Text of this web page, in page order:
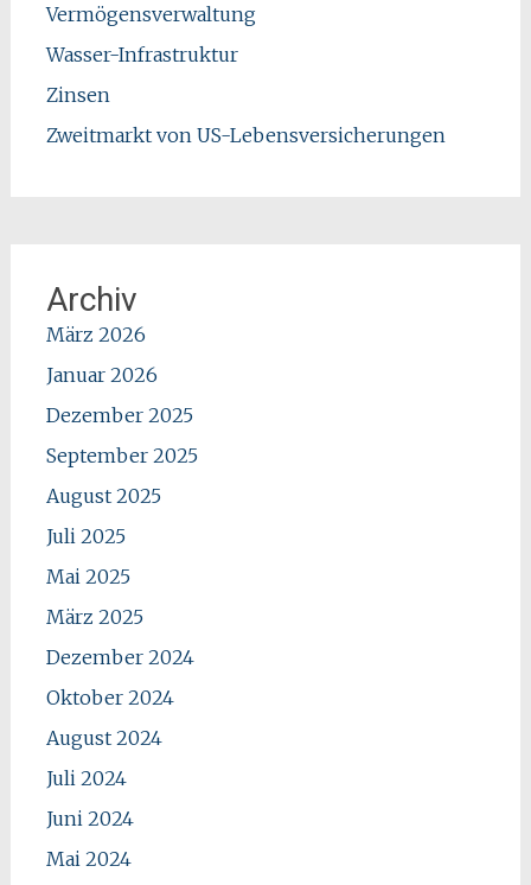
Vermögensverwaltung
Wasser-Infrastruktur
Zinsen
Zweitmarkt von US-Lebensversicherungen
Archiv
März 2026
Januar 2026
Dezember 2025
September 2025
August 2025
Juli 2025
Mai 2025
März 2025
Dezember 2024
Oktober 2024
August 2024
Juli 2024
Juni 2024
Mai 2024